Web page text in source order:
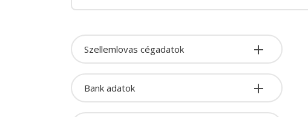
Szellemlovas cégadatok
Bank adatok